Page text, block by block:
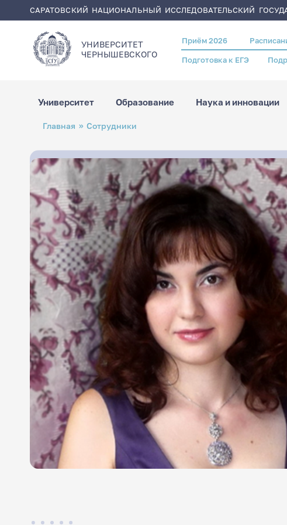
САРАТОВСКИЙ НАЦИОНАЛЬНЫЙ ИССЛЕДОВАТЕЛЬСКИЙ
УНИВЕРСИТЕТ
ЧЕРНЫШЕВСКОГO
Header
menu
Приём 2026
Подготовка к ЕГЭ
Университет Образование Наука и инновации
Строка
навигации
Главная Сотрудники